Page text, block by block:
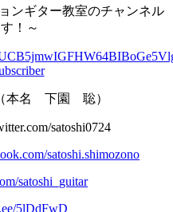
ンギター教室のチャンネル
！～
本名 下園 聡）
satoshi0724
satoshi.shimozono
satoshi_guitar
5lDdFwD